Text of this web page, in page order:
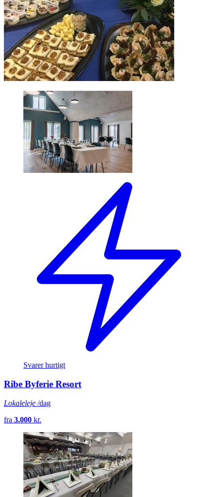
Svarer hurtigt
Ribe Byferie Resort
Lokaleleje /dag
fra 3.000 kr.